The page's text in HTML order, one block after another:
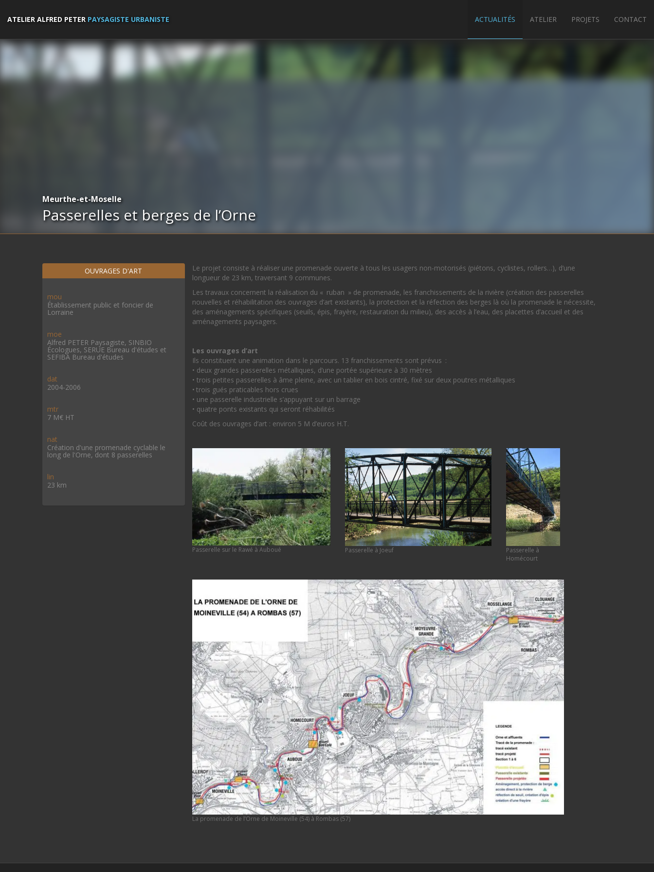
ATELIER ALFRED PETER PAYSAGISTE URBANISTE ACTUALITÉS ATELIER PROJETS CONTACT
Meurthe-et-Moselle
Passerelles et berges de l’Orne
OUVRAGES D'ART
mou
Établissement public et foncier de
Lorraine
moe
Alfred PETER Paysagiste, SINBIO
Écologues, SERUE Bureau d'études et
SEFIBA Bureau d'études
dat
2004-2006
mtr
7 M€ HT
nat
Création d'une promenade cyclable le
long de l'Orne, dont 8 passerelles
lin
23 km
Le projet consiste à réaliser une promenade ouverte à tous les usagers non-motorisés (piétons, cyclistes, rollers…), d’une
longueur de 23 km, traversant 9 communes.
Les travaux concernent la réalisation du « ruban » de promenade, les franchissements de la rivière (création des passerelles
nouvelles et réhabilitation des ouvrages d’art existants), la protection et la réfection des berges là où la promenade le nécessite,
des aménagements spécifiques (seuils, épis, frayère, restauration du milieu), des accès à l’eau, des placettes d’accueil et des
aménagements paysagers.
Les ouvrages d’art
Ils constituent une animation dans le parcours. 13 franchissements sont prévus :
• deux grandes passerelles métalliques, d’une portée supérieure à 30 mètres
• trois petites passerelles à âme pleine, avec un tablier en bois cintré, fixé sur deux poutres métalliques
• trois gués praticables hors crues
• une passerelle industrielle s’appuyant sur un barrage
• quatre ponts existants qui seront réhabilités
Coût des ouvrages d’art : environ 5 M d’euros H.T.
Passerelle sur le Rawé à Auboué Passerelle à Joeuf
Passerelle à
Homécourt
La promenade de l’Orne de Moineville (54) à Rombas (57)